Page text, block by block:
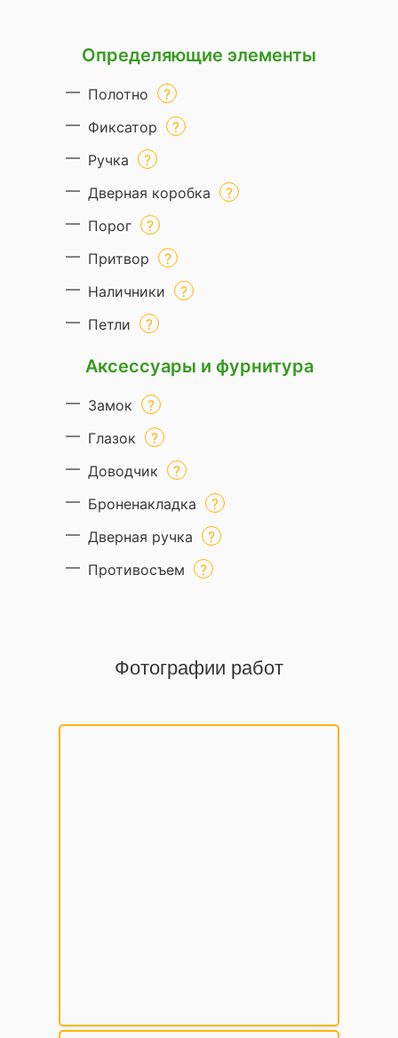
Определяющие элементы
Полотно
Фиксатор
Ручка
Дверная коробка
Порог
Притвор
Наличники
Петли
Аксессуары и фурнитура
Замок
Глазок
Доводчик
Броненакладка
Дверная ручка
Противосъем
Фотографии работ